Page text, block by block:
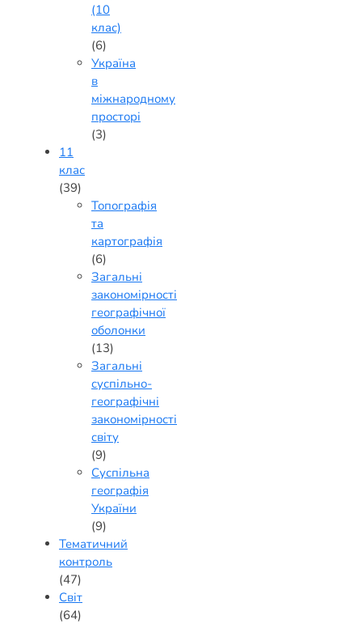
(10
клас)
(6)
Україна
в
міжнародному
просторі
(3)
11
клас
(39)
Топографія
та
картографія
(6)
Загальні
закономірності
географічної
оболонки
(13)
Загальні
суспільно-
географічні
закономірності
світу
(9)
Суспільна
географія
України
(9)
Тематичний
контроль
(47)
Світ
(64)